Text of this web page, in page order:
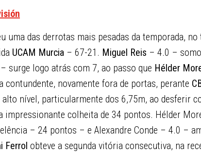
uma das derrotas mais pesadas da temporada,
UCAM Murcia – 67-21. Miguel Reis – 4.0 –
surge logo atrás com 7, ao passo que Hélder
contundente, novamente fora de portas, perante
nível, particularmente dos 6,75m, ao desferir
impressionante colheita de 34 pontos. Hélder
– 24 pontos – e Alexandre Conde – 4.0 –
Ferrol obteve a segunda vitória consecutiva, na